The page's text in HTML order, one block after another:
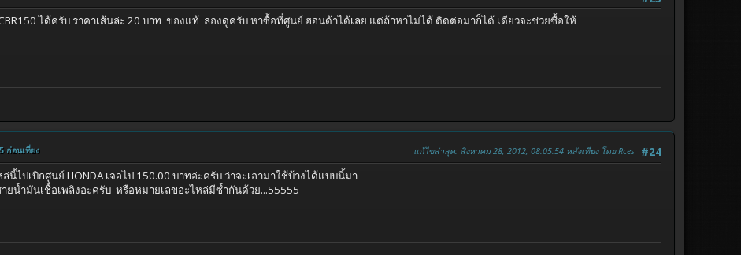
ได้ครับ ราคาเส้นล่ะ 20 บาท ของแท้ ลองดูครับ หาซื้อที่ศูนย์ ฮอนด้าได้เลย แต่ถ้าหาไม่ได้ ติดต่อมาก็ได้ เดียวจะช่วยซื้อให้
#24
ก่อนเที่ยง แก้ไขล่าสุด: สิงหาคม 28, 2012, 08:05:54 หลังเที่ยง โดย Rces
นี้ไปเบิกศูนย์ HONDA เจอไป 150.00 บาทอ่ะครับ ว่าจะเอามาใช้บ้างได้แบบนี้มา
ยน้ำมันเชื้อเพลิงอะครับ หรือหมายเลขอะไหล่มีซ้ำกันด้วย...55555